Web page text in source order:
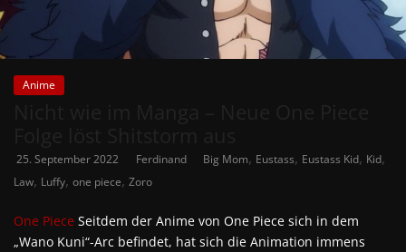
Anime
25. September 2022 Ferdinand Big Mom, Eustass, Eustass Kid, Kid,
Law, Luffy, one piece, Zoro
One Piece Seitdem der Anime von One Piece sich in dem
„Wano Kuni“-Arc befindet, hat sich die Animation immens